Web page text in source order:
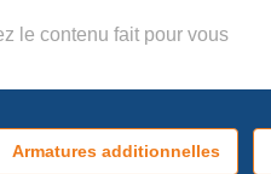
Armatures additionnelles